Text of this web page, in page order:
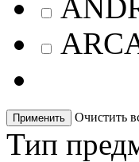
Применить Очистить
Тип